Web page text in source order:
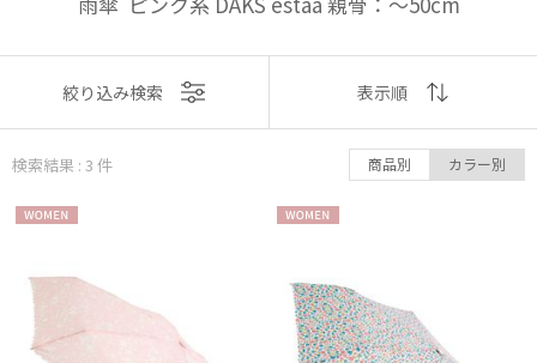
レディース メンズ
表示
おすすめ
価格の高い
順
価格の低い
絞り込み検索 表示順
検索結果 : 3 件 商品別 カラー別